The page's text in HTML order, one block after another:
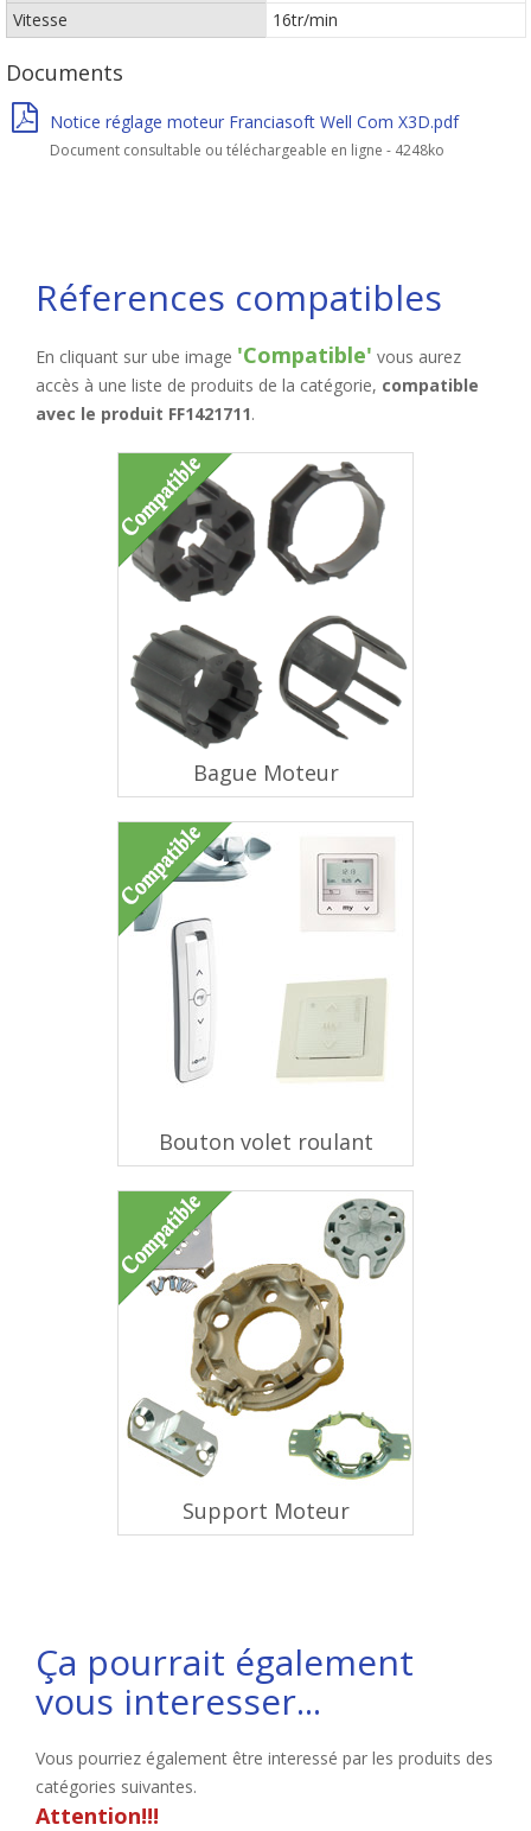
Vitesse 16tr/min
Documents
Notice réglage moteur Franciasoft Well Com X3D.pdf
Document consultable ou téléchargeable en ligne - 4248ko
Réferences compatibles
En cliquant sur ube image 'Compatible' vous aurez
accès à une liste de produits de la catégorie, compatible
avec le produit FF1421711.
Bague Moteur
Bouton volet roulant
Support Moteur
Ça pourrait également
vous interesser...
Vous pourriez également être interessé par les produits des
catégories suivantes.
Attention!!!